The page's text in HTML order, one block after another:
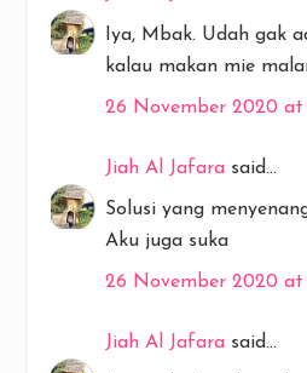
Iya, Mbak. Udah gak
kalau makan mie
26 November 2020 at
Jiah Al Jafara said...
Solusi yang
Aku juga suka
26 November 2020 at
Jiah Al Jafara said...